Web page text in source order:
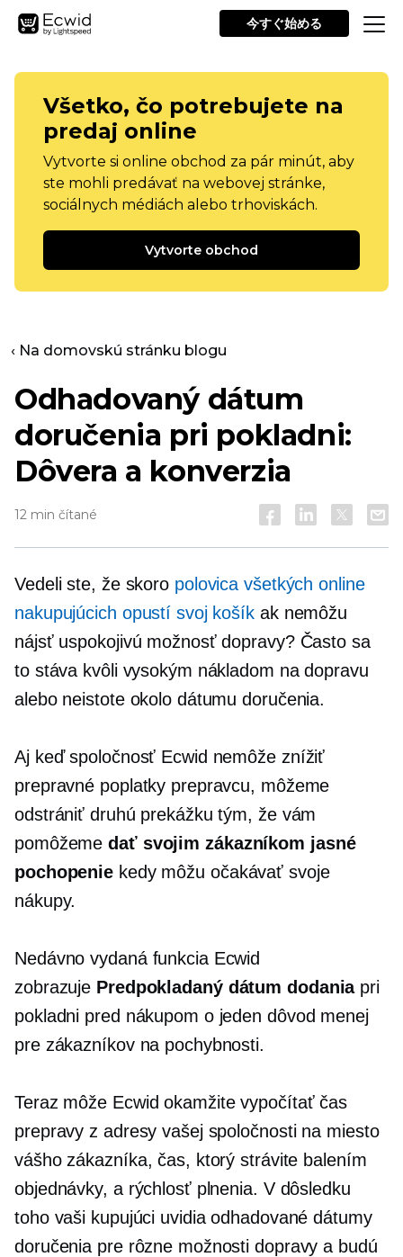
今すぐ始める
Všetko, čo potrebujete na
predaj online
Vytvorte si online obchod za pár minút, aby
ste mohli predávať na webovej stránke,
sociálnych médiách alebo trhoviskách.
Vytvorte obchod
‹ Na domovskú stránku blogu
Odhadovaný dátum
doručenia pri pokladni:
Dôvera a konverzia
12 min čítané
Vedeli ste, že skoro polovica všetkých online
nakupujúcich opustí svoj košík ak nemôžu
nájsť uspokojivú možnosť dopravy? Často sa
to stáva kvôli vysokým nákladom na dopravu
alebo neistote okolo dátumu doručenia.
Aj keď spoločnosť Ecwid nemôže znížiť
prepravné poplatky prepravcu, môžeme
odstrániť druhú prekážku tým, že vám
pomôžemedať svojim zákazníkom jasné
pochopenie kedy môžu očakávať svoje
nákupy.
Nedávno vydaná funkcia Ecwid
zobrazuje Predpokladaný dátum dodaniapri
pokladni pred nákupom o jeden dôvod menej
pre zákazníkov na pochybnosti.
Teraz môže Ecwid okamžite vypočítať čas
prepravy z adresy vašej spoločnosti na miesto
vášho zákazníka, čas, ktorý strávite balením
objednávky, a rýchlosť plnenia. V dôsledku
toho vaši kupujúci uvidia odhadované dátumy
doručenia pre rôzne možnosti dopravy a budú